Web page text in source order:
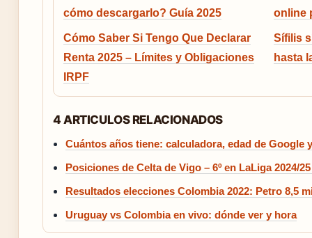
cómo descargarlo? Guía 2025
online
Cómo Saber Si Tengo Que Declarar
Renta 2025 – Límites y Obligaciones
IRPF
Sífilis
hasta
4 ARTICULOS RELACIONADOS
Cuántos años tiene: calculadora, edad de Google
Posiciones de Celta de Vigo – 6º en LaLiga 2024/
Resultados elecciones Colombia 2022: Petro 8,5
Uruguay vs Colombia en vivo: dónde ver y hora